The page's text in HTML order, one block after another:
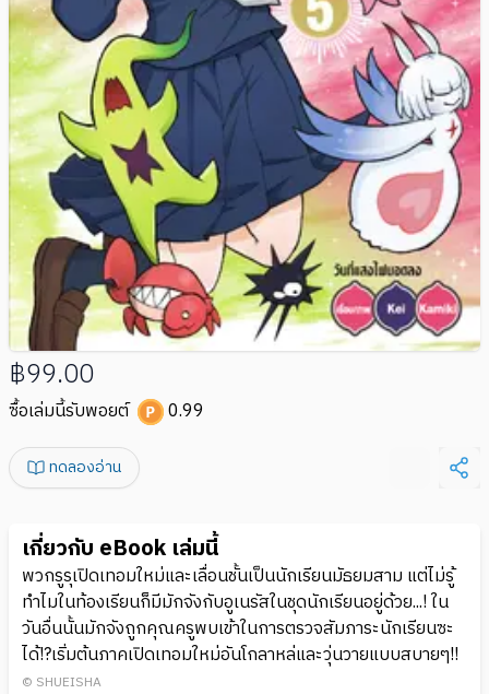
฿99.00
ซื้อเล่มนี้รับพอยต์ 0.99
ทดลองอ่าน
เกี่ยวกับ eBook เล่มนี้
พวกรูรุเปิดเทอมใหม่และเลื่อนชั้นเป็นนักเรียนมัธยมสาม แต่ไม่รู้
ทำไมในท้องเรียนก็มีมักจังกับอูเนรัสในชุดนักเรียนอยู่ด้วย...! ใน
วันอื่นนั้นมักจังถูกคุณครูพบเข้าในการตรวจสัมภาระนักเรียนซะ
ได้!?เริ่มต้นภาคเปิดเทอมใหม่อันโกลาหล่และวุ่นวายแบบสบายๆ!!
© SHUEISHA